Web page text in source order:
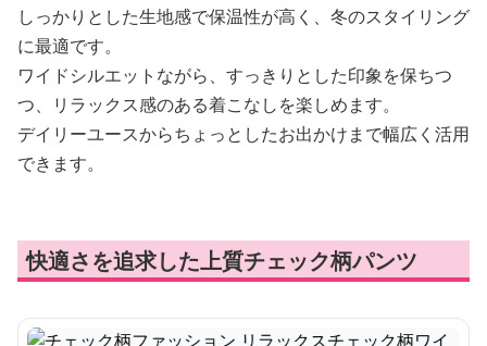
しっかりとした生地感で保温性が高く、冬のスタイリング
に最適です。
ワイドシルエットながら、すっきりとした印象を保ちつ
つ、リラックス感のある着こなしを楽しめます。
デイリーユースからちょっとしたお出かけまで幅広く活用
できます。
快適さを追求した上質チェック柄パンツ